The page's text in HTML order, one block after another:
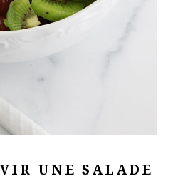
UNE SALADE